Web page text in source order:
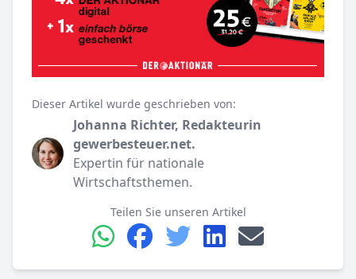
Dieser Artikel wurde geschrieben von:
Johanna Richter, Redakteurin
gewerbesteuer.net.
Expertin für nationale
Wirtschaftsthemen.
Teilen Sie unseren Artikel